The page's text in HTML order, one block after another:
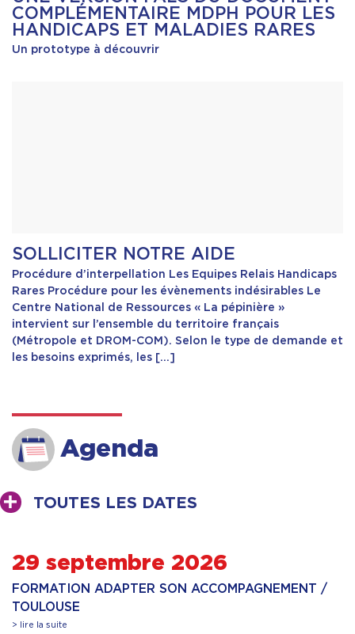
Contact & Accès
COMPLÉMENTAIRE MDPH POUR LES
HANDICAPS ET MALADIES RARES
Un prototype à découvrir
SOLLICITER NOTRE AIDE
Procédure d’interpellation Les Equipes Relais Handicaps
Rares Procédure pour les évènements indésirables Le
Centre National de Ressources « La pépinière »
intervient sur l’ensemble du territoire français
(Métropole et DROM-COM). Selon le type de demande et
les besoins exprimés, les […]
Agenda
TOUTES LES DATES
29 septembre 2026
FORMATION ADAPTER SON ACCOMPAGNEMENT /
TOULOUSE
> lire la suite